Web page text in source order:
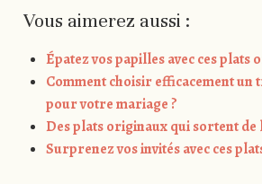
Vous aimerez aussi :
Épatez vos papilles avec ces plats
Comment choisir efficacement un
pour votre mariage ?
Des plats originaux qui sortent de
Surprenez vos invités avec ces